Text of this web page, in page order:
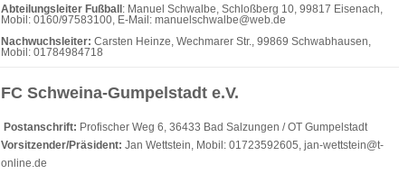
Abteilungsleiter Fußball : Manuel Schwalbe, Schloßberg 10, 99817 Eisenach,
Mobil: 0160/97583100, E-Mail: manuelschwalbe@web.de
Nachwuchsleiter: Carsten Heinze, Wechmarer Str., 99869 Schwabhausen,
Mobil: 01784984718
FC Schweina-Gumpelstadt e.V.
Postanschrift: Profischer Weg 6, 36433 Bad Salzungen / OT Gumpelstadt
Vorsitzender/Präsident: Jan Wettstein, Mobil: 01723592605, jan-wettstein@t-
online.de